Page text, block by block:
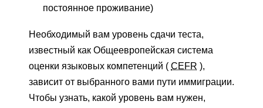
постоянное проживание)
Необходимый вам уровень сдачи теста,
известный как Общеевропейская система
оценки языковых компетенций ( CEFR ),
зависит от выбранного вами пути иммиграции.
Чтобы узнать, какой уровень вам нужен,